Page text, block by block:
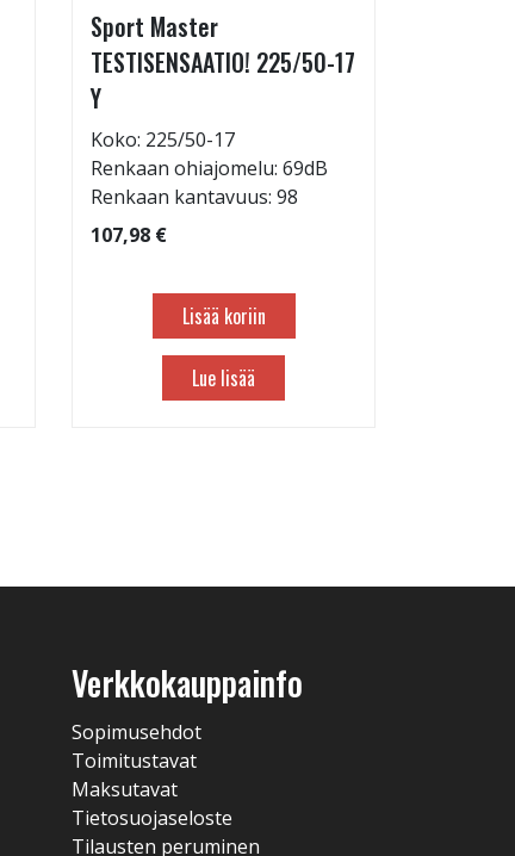
Sport Master
TESTISENSAATIO! 225/50-17
Y
Koko: 225/50-17
Renkaan ohiajomelu: 69dB
Renkaan kantavuus: 98
107,98 €
Lisää koriin
Lue lisää
Verkkokauppainfo
Sopimusehdot
Toimitustavat
Maksutavat
Tietosuojaseloste
Tilausten peruminen